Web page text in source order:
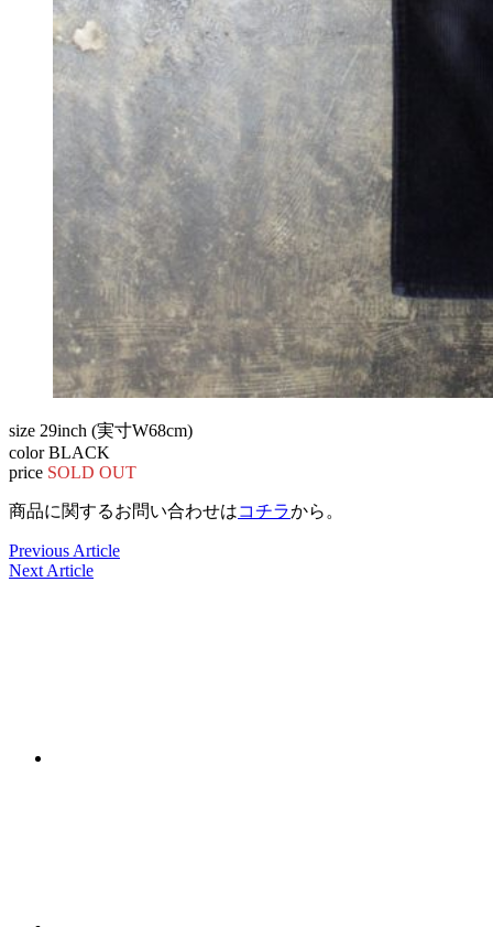
size 29inch (実寸W68cm)
color BLACK
price SOLD OUT
商品に関するお問い合わせはコチラから。
Previous Article
Next Article